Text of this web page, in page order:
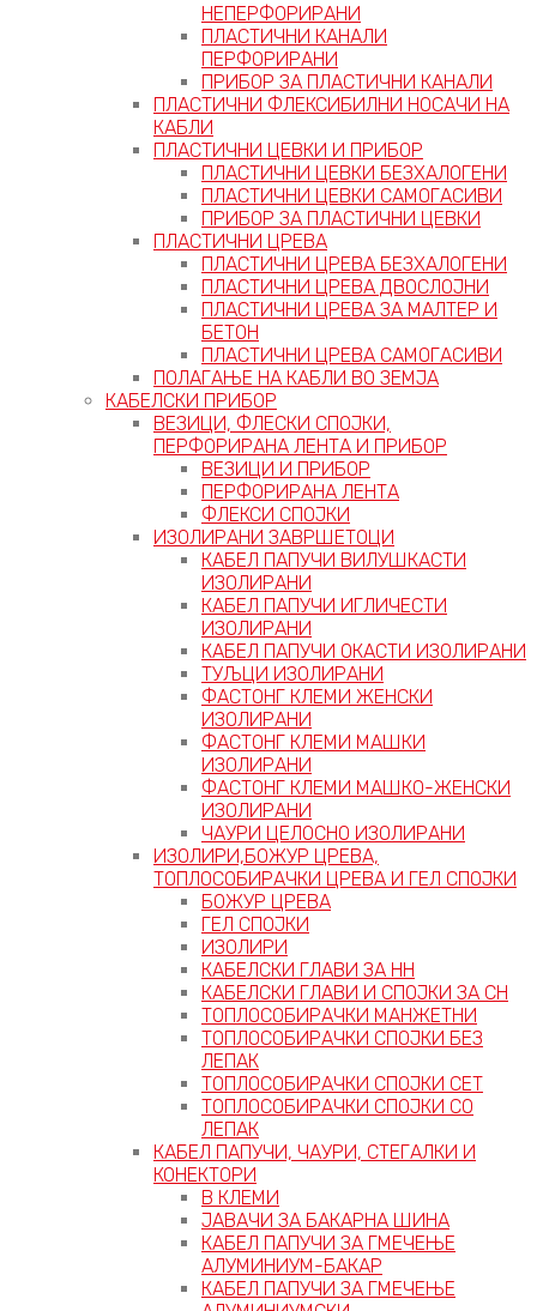
НЕПЕРФОРИРАНИ
ПЛАСТИЧНИ КАНАЛИ
ПЕРФОРИРАНИ
ПРИБОР ЗА ПЛАСТИЧНИ КАНАЛИ
ПЛАСТИЧНИ ФЛЕКСИБИЛНИ НОСАЧИ НА
КАБЛИ
ПЛАСТИЧНИ ЦЕВКИ И ПРИБОР
ПЛАСТИЧНИ ЦЕВКИ БЕЗХАЛОГЕНИ
ПЛАСТИЧНИ ЦЕВКИ САМОГАСИВИ
ПРИБОР ЗА ПЛАСТИЧНИ ЦЕВКИ
ПЛАСТИЧНИ ЦРЕВА
ПЛАСТИЧНИ ЦРЕВА БЕЗХАЛОГЕНИ
ПЛАСТИЧНИ ЦРЕВА ДВОСЛОЈНИ
ПЛАСТИЧНИ ЦРЕВА ЗА МАЛТЕР И
БЕТОН
ПЛАСТИЧНИ ЦРЕВА САМОГАСИВИ
ПОЛАГАЊЕ НА КАБЛИ ВО ЗЕМЈА
КАБЕЛСКИ ПРИБОР
ВЕЗИЦИ, ФЛЕСКИ СПОЈКИ,
ПЕРФОРИРАНА ЛЕНТА И ПРИБОР
ВЕЗИЦИ И ПРИБОР
ПЕРФОРИРАНА ЛЕНТА
ФЛЕКСИ СПОЈКИ
ИЗОЛИРАНИ ЗАВРШЕТОЦИ
КАБЕЛ ПАПУЧИ ВИЛУШКАСТИ
ИЗОЛИРАНИ
КАБЕЛ ПАПУЧИ ИГЛИЧЕСТИ
ИЗОЛИРАНИ
КАБЕЛ ПАПУЧИ ОКАСТИ ИЗОЛИРАНИ
ТУЉЦИ ИЗОЛИРАНИ
ФАСТОНГ КЛЕМИ ЖЕНСКИ
ИЗОЛИРАНИ
ФАСТОНГ КЛЕМИ МАШКИ
ИЗОЛИРАНИ
ФАСТОНГ КЛЕМИ МАШКO-ЖЕНСКИ
ИЗОЛИРАНИ
ЧАУРИ ЦЕЛОСНО ИЗОЛИРАНИ
ИЗОЛИРИ,БОЖУР ЦРЕВА,
ТОПЛОСОБИРАЧКИ ЦРЕВА И ГЕЛ СПОЈКИ
БОЖУР ЦРЕВА
ГЕЛ СПОЈКИ
ИЗОЛИРИ
КАБЕЛСКИ ГЛАВИ ЗА НН
КАБЕЛСКИ ГЛАВИ И СПОЈКИ ЗА СН
ТОПЛОСОБИРАЧКИ МАНЖЕТНИ
ТОПЛОСОБИРАЧКИ СПОЈКИ БЕЗ
ЛЕПАК
ТОПЛОСОБИРАЧКИ СПОЈКИ СЕТ
ТОПЛОСОБИРАЧКИ СПОЈКИ СО
ЛЕПАК
КАБЕЛ ПАПУЧИ, ЧАУРИ, СТЕГАЛКИ И
КОНЕКТОРИ
В КЛЕМИ
ЈАВАЧИ ЗА БАКАРНА ШИНА
КАБЕЛ ПАПУЧИ ЗА ГМЕЧЕЊЕ
АЛУМИНИУМ-БАКАР
КАБЕЛ ПАПУЧИ ЗА ГМЕЧЕЊЕ